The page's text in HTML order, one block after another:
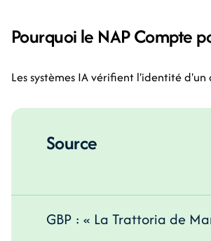
Pourquoi le NAP Compte
Les systèmes IA vérifient l'identité
Source
GBP : « La Trattoria de